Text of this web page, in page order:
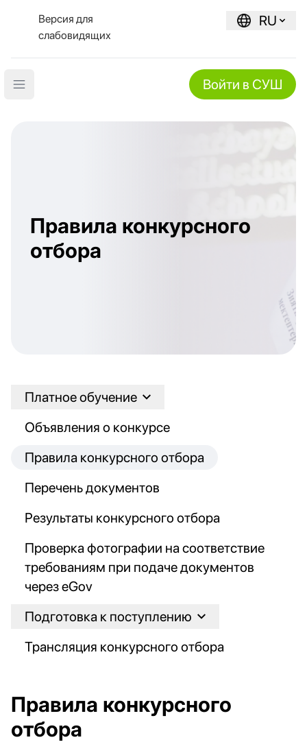
Версия для
слабовидящих
RU
Open main menu Войти в СУШ
Правила конкурсного
отбора
Платное обучение
Объявления о конкурсе
Правила конкурсного отбора
Перечень документов
Результаты конкурсного отбора
Проверка фотографии на соответствие
требованиям при подаче документов
через eGov
Подготовка к поступлению
Трансляция конкурсного отбора
Правила конкурсного
отбора